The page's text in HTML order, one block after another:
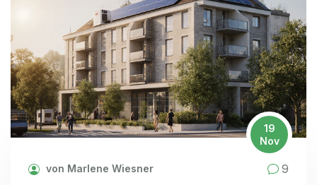
19
Nov
von Marlene Wiesner 9